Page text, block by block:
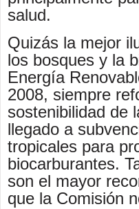
salud.
Quizás la mejor
los bosques y la
Energía
2008, siempre
sostenibilidad de
llegado a
tropicales para
biocarburantes.
son el mayor
que la Comisión